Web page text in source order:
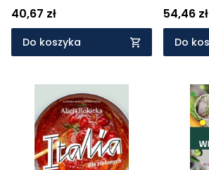
40,67 zł
Do koszyka
54,46 zł
Do